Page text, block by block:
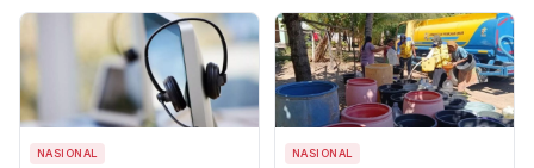
NASIONAL NASIONAL